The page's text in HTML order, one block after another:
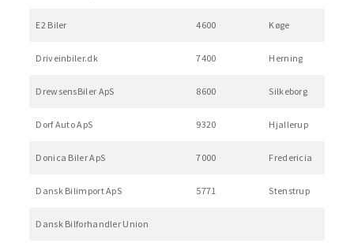
E2 Biler 4600 Køge
Driveinbiler.dk 7400 Herning
DrewsensBiler ApS 8600 Silkeborg
Dorf Auto ApS 9320 Hjallerup
Donica Biler ApS 7000 Fredericia
Dansk Bilimport ApS 5771 Stenstrup
Dansk Bilforhandler Union